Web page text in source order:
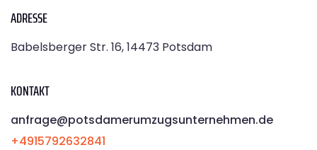
ADRESSE
Babelsberger Str. 16, 14473 Potsdam
KONTAKT
anfrage@potsdamerumzugsunternehmen.de
+4915792632841